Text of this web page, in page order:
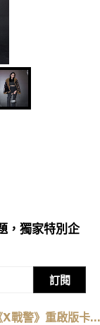
，獨家特別企
訂閱
X戰警》重啟版卡